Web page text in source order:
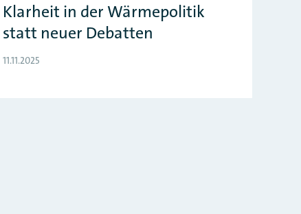
Klarheit in der Wärmepolitik
statt neuer Debatten
11.11.2025